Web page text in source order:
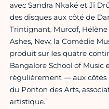
avec Sandra Nkaké et Jî
des disques aux côté de
Trintignant, Murcof,
Ashes, New, la Comédie
produit sur les quatre
Bangalore School of Music
régulièrement — aux côtés
du Ponton des Arts,
artistique.